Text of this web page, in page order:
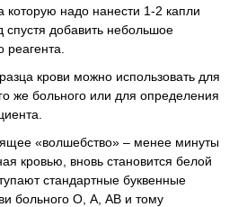
которую надо нанести 1-2 капли
спустя добавить небольшое
реагента.
крови можно использовать для
же больного или для определения
«волшебство» – менее минуты
кровью, вновь становится белой
стандартные буквенные
больного O, А, АВ и тому